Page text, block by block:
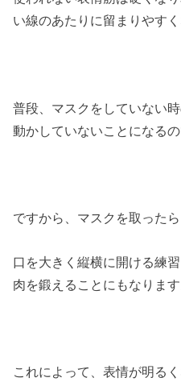
い線のあたりに留まりやすく
普段、マスクをしていない
動かしていないことになるの
ですから、マスクを取ったら
口を大きく縦横に開ける練
肉を鍛えることにもなります
これによって、表情が明る